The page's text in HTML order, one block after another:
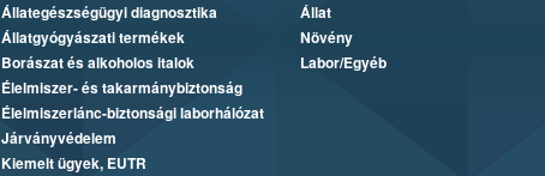
Állategészségügyi diagnosztika
Állatgyógyászati termékek
Borászat és alkoholos italok
Élelmiszer- és takarmánybiztonság
Élelmiszerlánc-biztonsági laborhálózat
Járványvédelem
Kiemelt ügyek, EUTR
Állat
Növény
Labor/Egyéb